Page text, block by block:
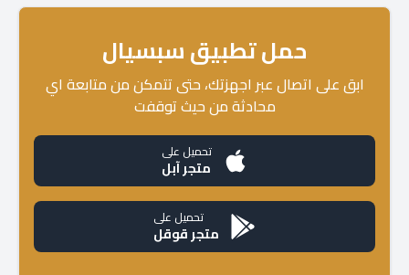
حمل تطبيق سبسيال
ابق على اتصال عبر اجهزتك، حتى تتمكن من متابعة اي
محادثة من حيث توقفت
تحميل على
متجر آبل
تحميل على
متجر قوقل